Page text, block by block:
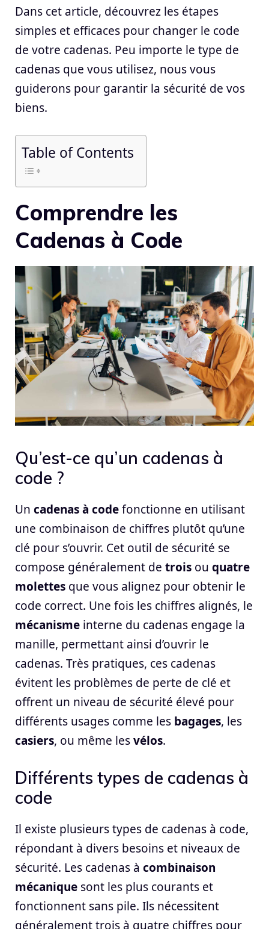
Dans cet article, découvrez les étapes
simples et efficaces pour changer le code
de votre cadenas. Peu importe le type de
cadenas que vous utilisez, nous vous
guiderons pour garantir la sécurité de vos
biens.
Table of Contents
Comprendre les
Cadenas à Code
Qu’est-ce qu’un cadenas à
code ?
Un cadenas à codefonctionne en utilisant
une combinaison de chiffres plutôt qu’une
clé pour s’ouvrir. Cet outil de sécurité se
compose généralement de trois ou quatre
molettes que vous alignez pour obtenir le
code correct. Une fois les chiffres alignés, le
mécanisme interne du cadenas engage la
manille, permettant ainsi d’ouvrir le
cadenas. Très pratiques, ces cadenas
évitent les problèmes de perte de clé et
offrent un niveau de sécurité élevé pour
différents usages comme les bagages, les
casiers, ou même lesvélos.
Différents types de cadenas à
code
Il existe plusieurs types de cadenas à code,
répondant à divers besoins et niveaux de
sécurité. Les cadenas à combinaison
mécanique sont les plus courants et
fonctionnent sans pile. Ils nécessitent
généralement trois à quatre chiffres pour